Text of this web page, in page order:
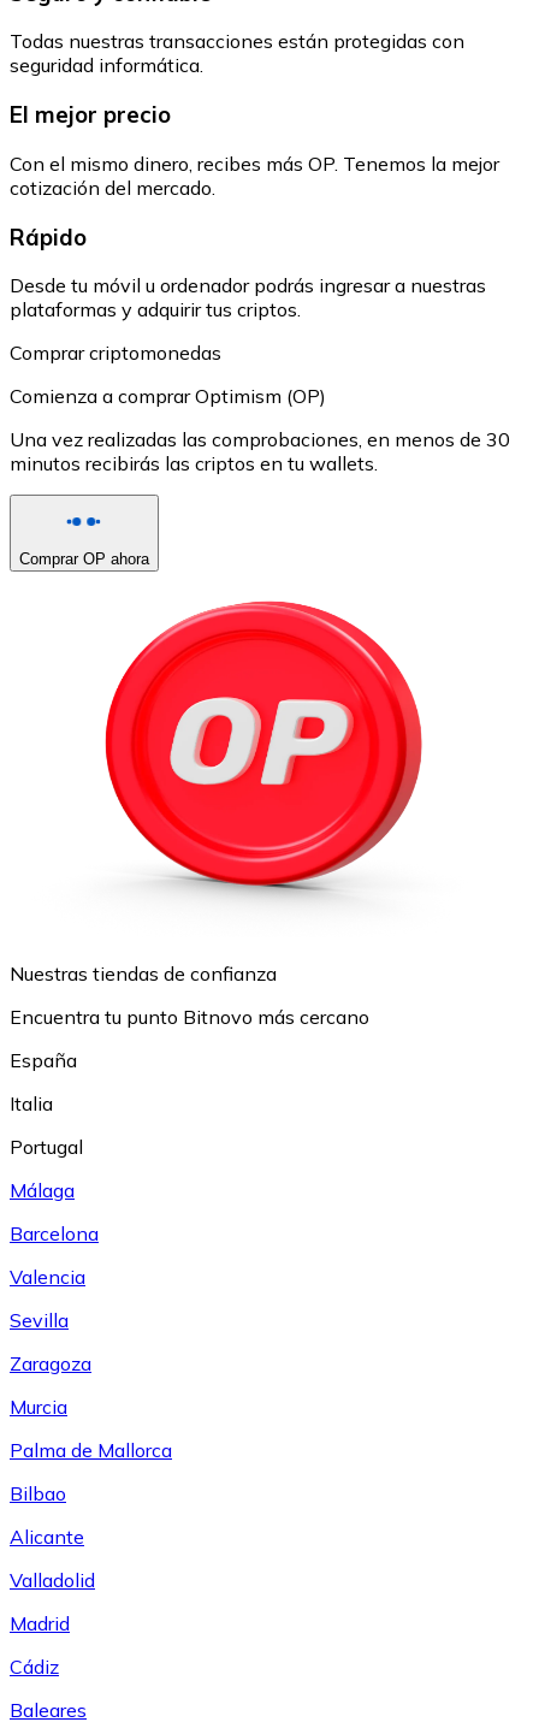
Todas nuestras transacciones están protegidas con
seguridad informática.
El mejor precio
Con el mismo dinero, recibes más OP. Tenemos la mejor
cotización del mercado.
Rápido
Desde tu móvil u ordenador podrás ingresar a nuestras
plataformas y adquirir tus criptos.
Comprar criptomonedas
Comienza a comprar Optimism (OP)
Una vez realizadas las comprobaciones, en menos de 30
minutos recibirás las criptos en tu wallets.
Comprar OP ahora
Nuestras tiendas de confianza
Encuentra tu punto Bitnovo más cercano
España
Italia
Portugal
Málaga
Barcelona
Valencia
Sevilla
Zaragoza
Murcia
Palma de Mallorca
Bilbao
Alicante
Valladolid
Madrid
Cádiz
Baleares